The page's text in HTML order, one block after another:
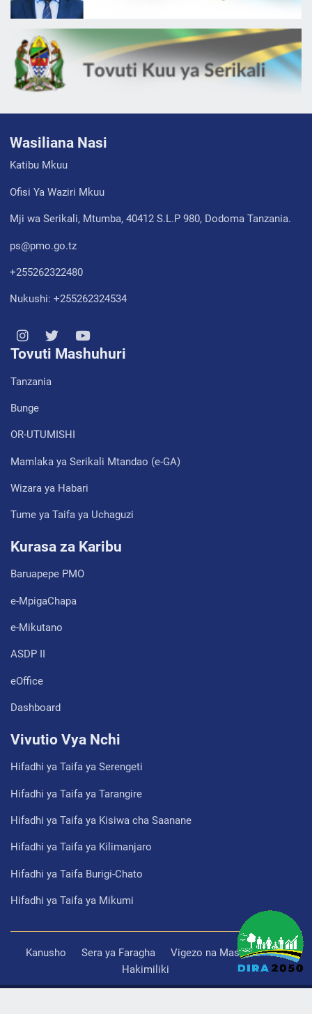
Wasiliana Nasi
Katibu Mkuu
Ofisi Ya Waziri Mkuu
Mji wa Serikali, Mtumba, 40412 S.L.P 980, Dodoma Tanzania.
ps@pmo.go.tz
+255262322480
Nukushi: +255262324534
Tovuti Mashuhuri
Tanzania
Bunge
OR-UTUMISHI
Mamlaka ya Serikali Mtandao (e-GA)
Wizara ya Habari
Tume ya Taifa ya Uchaguzi
Kurasa za Karibu
Baruapepe PMO
e-MpigaChapa
e-Mikutano
ASDP II
eOffice
Dashboard
Vivutio Vya Nchi
Hifadhi ya Taifa ya Serengeti
Hifadhi ya Taifa ya Tarangire
Hifadhi ya Taifa ya Kisiwa cha Saanane
Hifadhi ya Taifa ya Kilimanjaro
Hifadhi ya Taifa Burigi-Chato
Hifadhi ya Taifa ya Mikumi
Kanusho Sera ya Faragha
Vigezo na Masharti
Hakimiliki